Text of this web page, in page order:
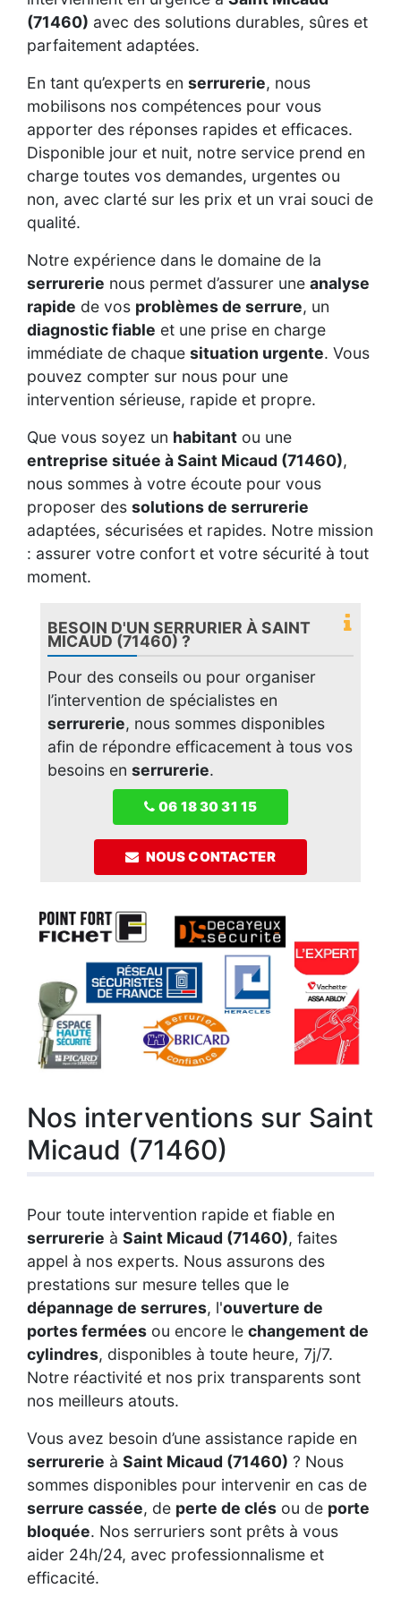
(71460) avec des solutions durables, sûres et
parfaitement adaptées.
En tant qu’experts en serrurerie, nous
mobilisons nos compétences pour vous
apporter des réponses rapides et efficaces.
Disponible jour et nuit, notre service prend en
charge toutes vos demandes, urgentes ou
non, avec clarté sur les prix et un vrai souci de
qualité.
Notre expérience dans le domaine de la
serrurerie nous permet d’assurer une analyse
rapide de vos problèmes de serrure, un
diagnostic fiable et une prise en charge
immédiate de chaque situation urgente. Vous
pouvez compter sur nous pour une
intervention sérieuse, rapide et propre.
Que vous soyez un habitant ou une
entreprise située à Saint Micaud (71460),
nous sommes à votre écoute pour vous
proposer des solutions de serrurerie
adaptées, sécurisées et rapides. Notre mission
: assurer votre confort et votre sécurité à tout
moment.
BESOIN D'UN SERRURIER À SAINT
MICAUD (71460) ?
Pour des conseils ou pour organiser
l’intervention de spécialistes en
serrurerie, nous sommes disponibles
afin de répondre efficacement à tous vos
besoins en serrurerie.
06 18 30 31 15
NOUS CONTACTER
Nos interventions sur Saint
Micaud (71460)
Pour toute intervention rapide et fiable en
serrurerie à Saint Micaud (71460), faites
appel à nos experts. Nous assurons des
prestations sur mesure telles que le
dépannage de serrures, l'ouverture de
portes fermées ou encore le changement de
cylindres, disponibles à toute heure, 7j/7.
Notre réactivité et nos prix transparents sont
nos meilleurs atouts.
Vous avez besoin d’une assistance rapide en
serrurerie à Saint Micaud (71460) ? Nous
sommes disponibles pour intervenir en cas de
serrure cassée, de perte de clés ou de porte
bloquée. Nos serruriers sont prêts à vous
aider 24h/24, avec professionnalisme et
efficacité.